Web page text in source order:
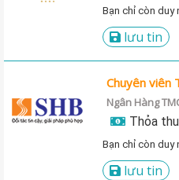
lưu tin
Ngân Hàng
Thỏa
lưu tin